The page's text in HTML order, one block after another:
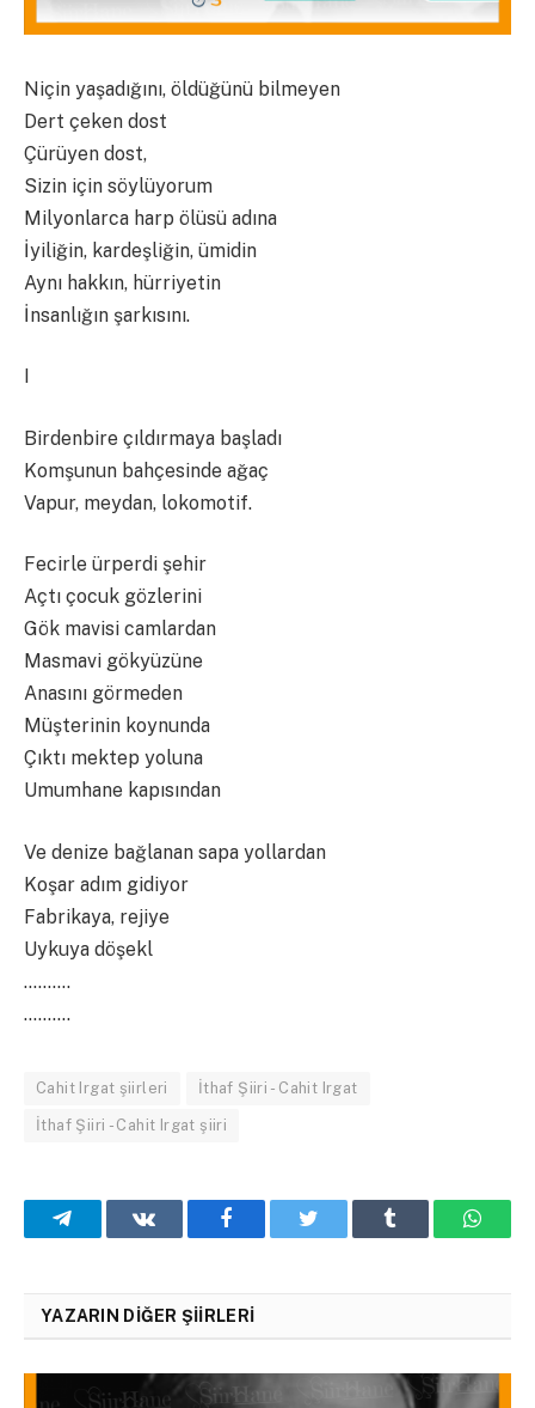
Niçin yaşadığını, öldüğünü bilmeyen
Dert çeken dost
Çürüyen dost,
Sizin için söylüyorum
Milyonlarca harp ölüsü adına
İyiliğin, kardeşliğin, ümidin
Aynı hakkın, hürriyetin
İnsanlığın şarkısını.
Birdenbire çıldırmaya başladı
Komşunun bahçesinde ağaç
Vapur, meydan, lokomotif.
Fecirle ürperdi şehir
Açtı çocuk gözlerini
Gök mavisi camlardan
Masmavi gökyüzüne
Anasını görmeden
Müşterinin koynunda
Çıktı mektep yoluna
Umumhane kapısından
Ve denize bağlanan sapa yollardan
Koşar adım gidiyor
Fabrikaya, rejiye
Uykuya döşekl
……….
……….
Cahit Irgat şiirleri İthaf Şiiri - Cahit Irgat
İthaf Şiiri - Cahit Irgat şiiri
TelegramVKontakteFacebookTwitter
YAZARIN DIĞER ŞIIRLERI